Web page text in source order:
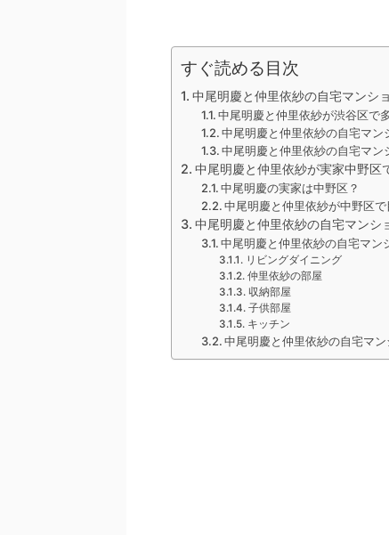
すぐ読める目次
中尾明慶と仲里依紗の自宅マンシ
中尾明慶と仲里依紗が渋谷区で
中尾明慶と仲里依紗の自宅マン
中尾明慶と仲里依紗の自宅マン
中尾明慶と仲里依紗が実家中野区
中尾明慶の実家は中野区？
中尾明慶と仲里依紗が中野区で
中尾明慶と仲里依紗の自宅マンシ
中尾明慶と仲里依紗の自宅マン
リビングダイニング
仲里依紗の部屋
収納部屋
子供部屋
キッチン
中尾明慶と仲里依紗の自宅マ